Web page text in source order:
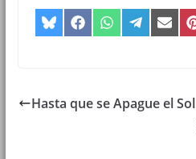
Hasta que se Apague el Sol